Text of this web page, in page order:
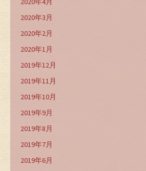
2020年3月
2020年2月
2020年1月
2019年12月
2019年11月
2019年10月
2019年9月
2019年8月
2019年7月
2019年6月